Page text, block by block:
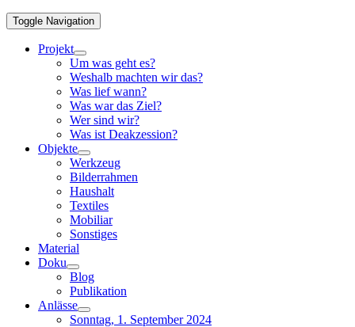
Toggle Navigation
Projekt
Um was geht es?
Weshalb machten wir das?
Was lief wann?
Was war das Ziel?
Wer sind wir?
Was ist Deakzession?
Objekte
Werkzeug
Bilderrahmen
Haushalt
Textiles
Mobiliar
Sonstiges
Material
Doku
Blog
Publikation
Anlässe
Sonntag, 1. September 2024